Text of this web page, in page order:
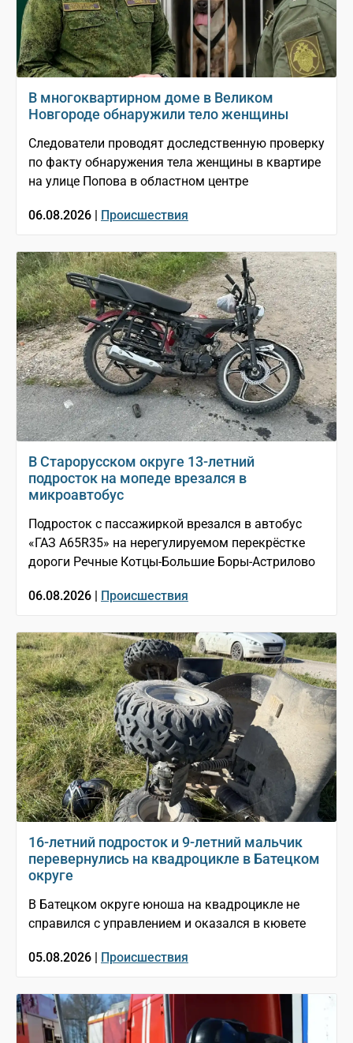
В многоквартирном доме в Великом
Новгороде обнаружили тело женщины
Следователи проводят доследственную проверку
по факту обнаружения тела женщины в квартире
на улице Попова в областном центре
06.08.2026 | Происшествия
В Старорусском округе 13-летний
подросток на мопеде врезался в
микроавтобус
Подросток с пассажиркой врезался в автобус
«ГАЗ A65R35» на нерегулируемом перекрёстке
дороги Речные Котцы-Большие Боры-Астрилово
06.08.2026 | Происшествия
16-летний подросток и 9-летний мальчик
перевернулись на квадроцикле в Батецком
округе
В Батецком округе юноша на квадроцикле не
справился с управлением и оказался в кювете
05.08.2026 | Происшествия